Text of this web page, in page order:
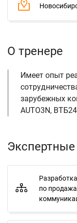
О тренере
Имеет опыт
зарубежных
AUTO3N,
Экспертные
по